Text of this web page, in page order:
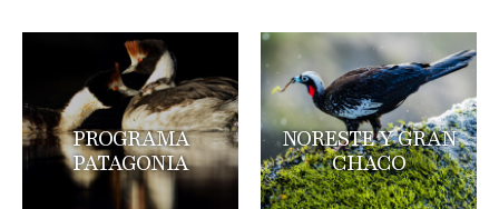
PROGRAMA
PATAGONIA
NORESTE Y GRAN
CHACO